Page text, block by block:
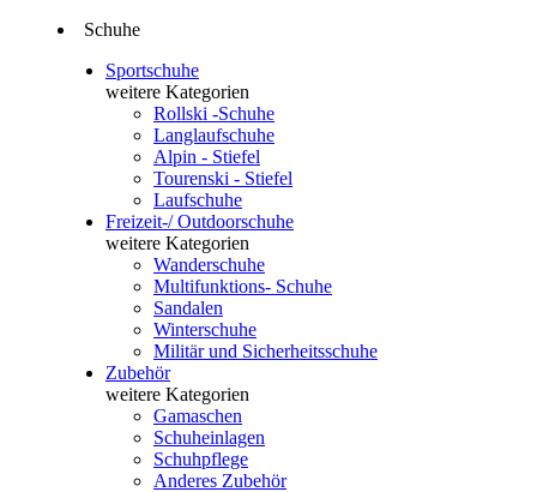
Schuhe
Sportschuhe
weitere Kategorien
Rollski -Schuhe
Langlaufschuhe
Alpin - Stiefel
Tourenski - Stiefel
Laufschuhe
Freizeit-/ Outdoorschuhe
weitere Kategorien
Wanderschuhe
Multifunktions- Schuhe
Sandalen
Winterschuhe
Militär und Sicherheitsschuhe
Zubehör
weitere Kategorien
Gamaschen
Schuheinlagen
Schuhpflege
Anderes Zubehör